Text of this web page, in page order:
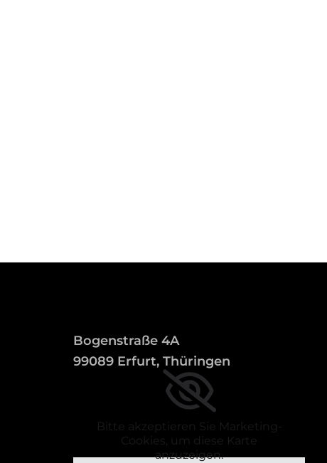
Bogenstraße 4A
99089 Erfurt, Thüringen
Bitte akzeptieren Sie Marketing-
Cookies, um diese Karte
anzuzeigen.